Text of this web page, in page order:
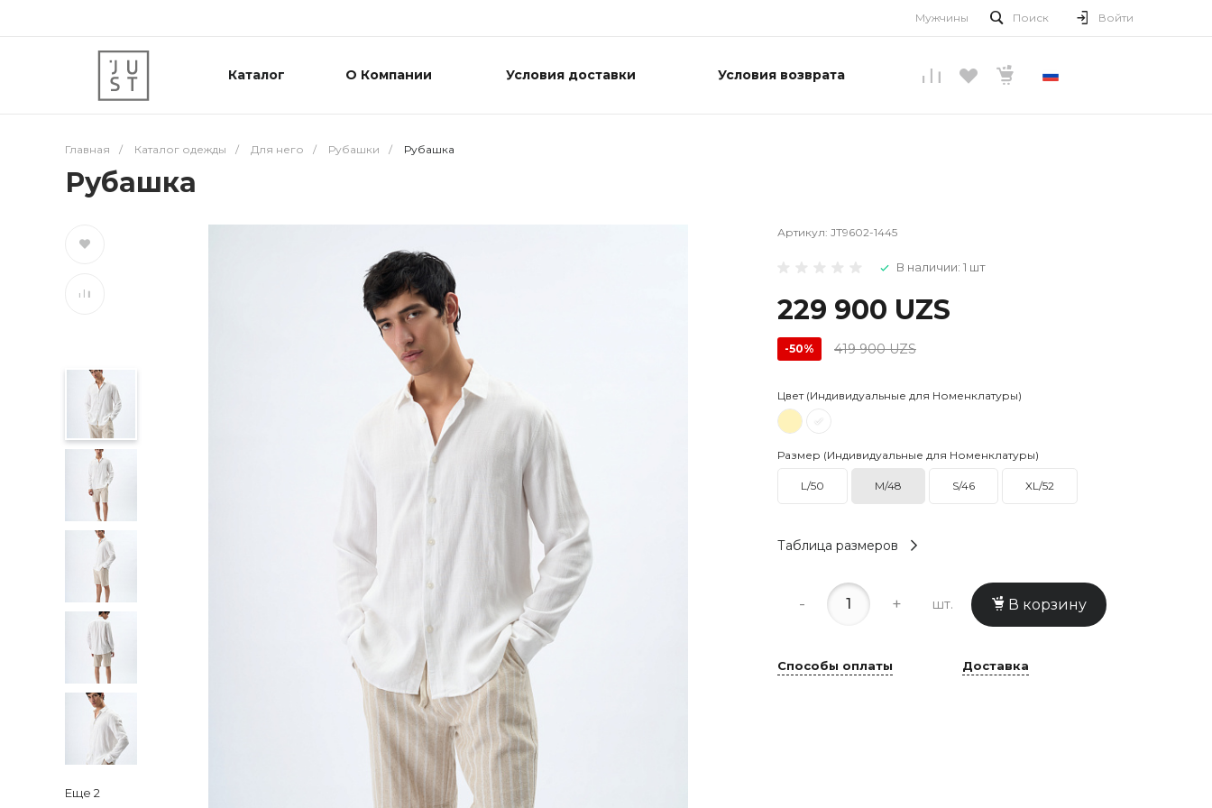
Мужчины Поиск Войти
Каталог О Компании Условия доставки Условия возврата
Главная / Каталог одежды / Для него / Рубашки / Рубашка
Рубашка
Еще 2
Артикул: JT9602-1445
В наличии: 1 шт
229 900 UZS
-50% 419 900 UZS
Цвет (Индивидуальные для Номенклатуры)
Размер (Индивидуальные для Номенклатуры)
L/50 M/48 S/46 XL/52
Таблица размеров
- + шт. В корзину
Способы оплаты Доставка